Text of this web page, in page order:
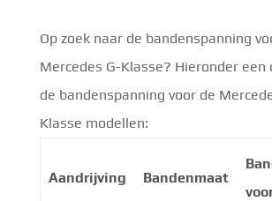
Op zoek naar de bandenspanning
Mercedes G-Klasse? Hieronder een
de bandenspanning voor de
Klasse modellen:
Aandrijving Bandenmaat